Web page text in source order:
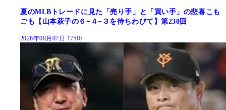
夏のMLBトレードに見た「売り手」と「買い手」の悲喜こも
ごも【山本萩子の６−４−３を待ちわびて】第230回
2026年08月07日 17:00